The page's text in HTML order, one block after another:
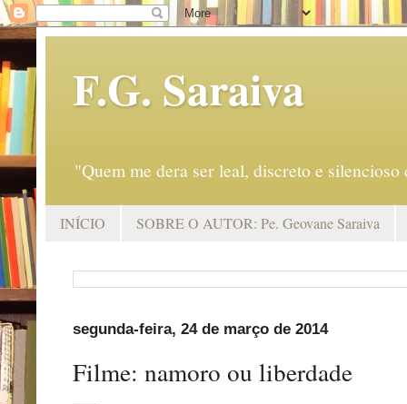
F.G. Saraiva
"Quem me dera ser leal, discreto e
INÍCIO SOBRE O AUTOR: Pe. Geovane Saraiva
segunda-feira, 24 de março de 2014
Filme: namoro ou liberdade